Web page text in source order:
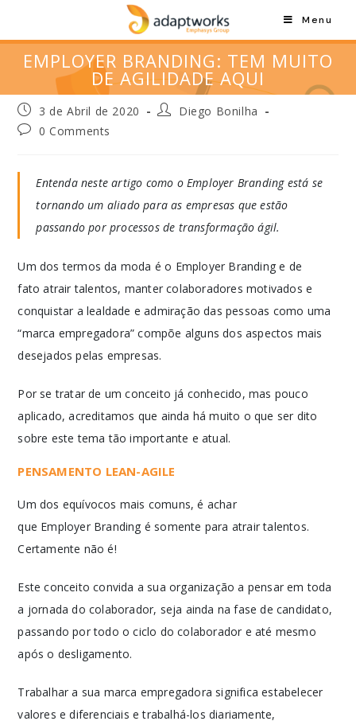
Menu
EMPLOYER BRANDING: TEM MUITO
DE AGILIDADE AQUI
3 de Abril de 2020
Diego Bonilha
0 Comments
Entenda neste artigo como o Employer Branding está se
tornando um aliado para as empresas que estão
passando por processos de transformação ágil.
Um dos termos da moda é o Employer Branding e de
fato atrair talentos, manter colaboradores motivados e
conquistar a lealdade e admiração das pessoas como uma
“marca empregadora” compõe alguns dos aspectos mais
desejados pelas empresas.
Por se tratar de um conceito já conhecido, mas pouco
aplicado, acreditamos que ainda há muito o que ser dito
sobre este tema tão importante e atual.
PENSAMENTO LEAN-AGILE
Um dos equívocos mais comuns, é achar
que Employer Branding é somente para atrair talentos.
Certamente não é!
Este conceito convida a sua organização a pensar em toda
a jornada do colaborador, seja ainda na fase de candidato,
passando por todo o ciclo do colaborador e até mesmo
após o desligamento.
Trabalhar a sua marca empregadora significa estabelecer
valores e diferenciais e trabalhá-los diariamente,